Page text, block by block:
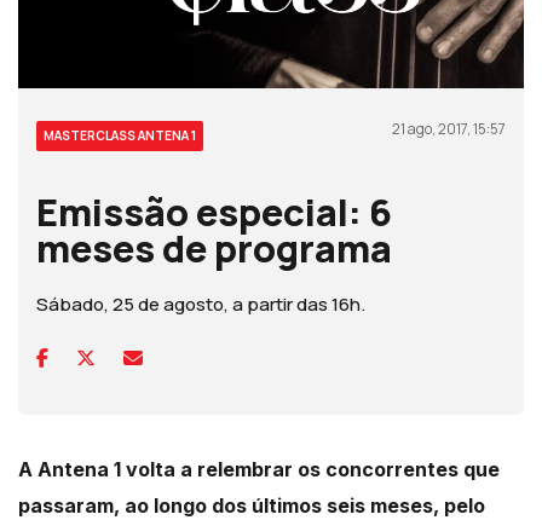
MASTERCLASS ANTENA 1 21 ago, 2017, 15:57
Emissão especial: 6
meses de programa
Sábado, 25 de agosto, a partir das 16h.
A Antena 1 volta a relembrar os concorrentes que
passaram, ao longo dos últimos seis meses, pelo